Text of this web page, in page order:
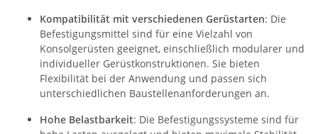
Kompatibilität mit verschiedenen Gerüstarten: Die
Befestigungsmittel sind für eine Vielzahl von
Konsolgerüsten geeignet, einschließlich modularer und
individueller Gerüstkonstruktionen. Sie bieten
Flexibilität bei der Anwendung und passen sich
unterschiedlichen Baustellenanforderungen an.
Hohe Belastbarkeit: Die Befestigungssysteme sind für